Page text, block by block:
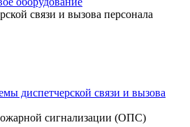
связи и вызова персонала
диспетчерской связи и вызова
сигнализации (ОПС)